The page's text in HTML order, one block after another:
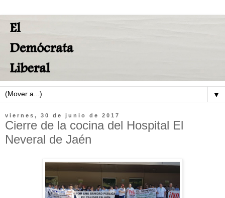
▼
viernes, 30 de junio de 2017
Cierre de la cocina del Hospital El
Neveral de Jaén